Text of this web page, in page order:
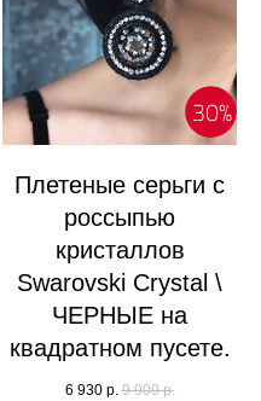
Плетеные серьги с
россыпью
кристаллов
Swarovski Crystal \
ЧЕРНЫЕ на
квадратном пусете.
6 930 р. 9 900 р.